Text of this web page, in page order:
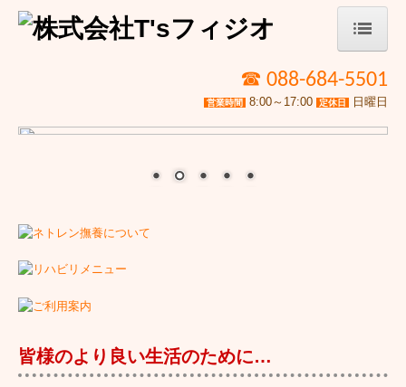
契約書類
☎ 088-684-5501
営業時間 8:00～17:00 定休日 日曜日
皆様のより良い生活のために…